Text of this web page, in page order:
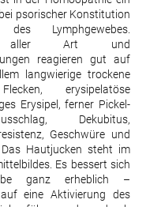
psorischer Konstitution
Lymphgewebes.
aller Art und
reagieren gut auf
langwierige trockene
erysipelatöse
Erysipel, ferner Pickel-
Dekubitus,
Geschwüre und
Hautjucken steht im
Es bessert sich
ganz erheblich –
eine Aktivierung des